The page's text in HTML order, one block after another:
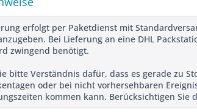
erfolgt per Paketdienst mit
Bei Lieferung an eine DHL
zwingend benötigt.
bitte Verständnis dafür, dass es gerade zu
oder bei nicht vorhersehbaren
kommen kann. Berücksichtigen Sie